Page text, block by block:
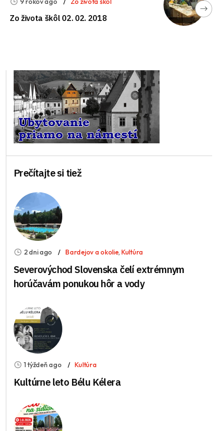
Zo života škôl 02. 02. 2018
Prečítajte si tiež
2 dni ago Bardejov a okolie, Kultúra
Severovýchod Slovenska čelí extrémnym
horúčavám ponukou hôr a vody
1 týždeň ago Kultúra
Kultúrne leto Bélu Kélera